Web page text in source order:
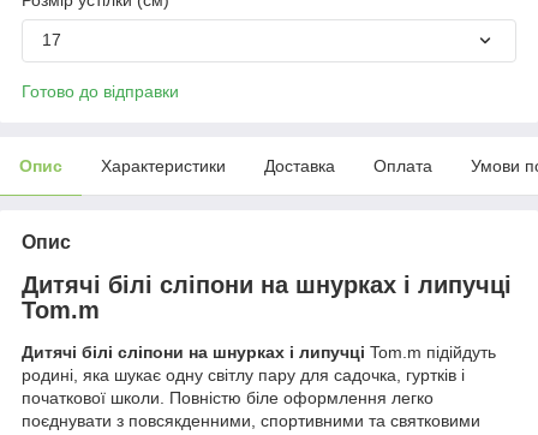
17
Готово до відправки
Опис Характеристики Доставка Оплата Умови
Опис
Дитячі білі сліпони на шнурках і липучці
Tom.m
Дитячі білі сліпони на шнурках і липучці Tom.m підійдуть
родині, яка шукає одну світлу пару для садочка, гуртків і
початкової школи. Повністю біле оформлення легко
поєднувати з повсякденними, спортивними та святковими